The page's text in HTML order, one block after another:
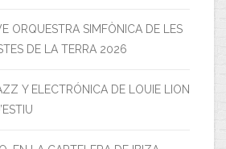
ORQUESTRA SIMFÒNICA DE LES
DE LA TERRA 2026
Y ELECTRÓNICA DE LOUIE LION